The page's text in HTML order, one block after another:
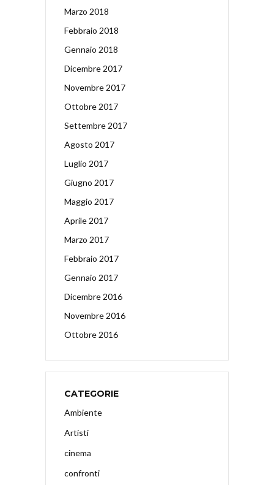
Marzo 2018
Febbraio 2018
Gennaio 2018
Dicembre 2017
Novembre 2017
Ottobre 2017
Settembre 2017
Agosto 2017
Luglio 2017
Giugno 2017
Maggio 2017
Aprile 2017
Marzo 2017
Febbraio 2017
Gennaio 2017
Dicembre 2016
Novembre 2016
Ottobre 2016
CATEGORIE
Ambiente
Artisti
cinema
confronti